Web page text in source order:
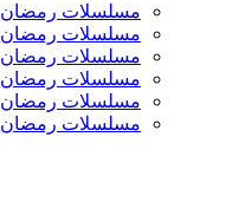
مسلسلات رمضان 2026
مسلسلات رمضان 2025
مسلسلات رمضان 2024
مسلسلات رمضان 2023
مسلسلات رمضان 2022
مسلسلات رمضان 2021